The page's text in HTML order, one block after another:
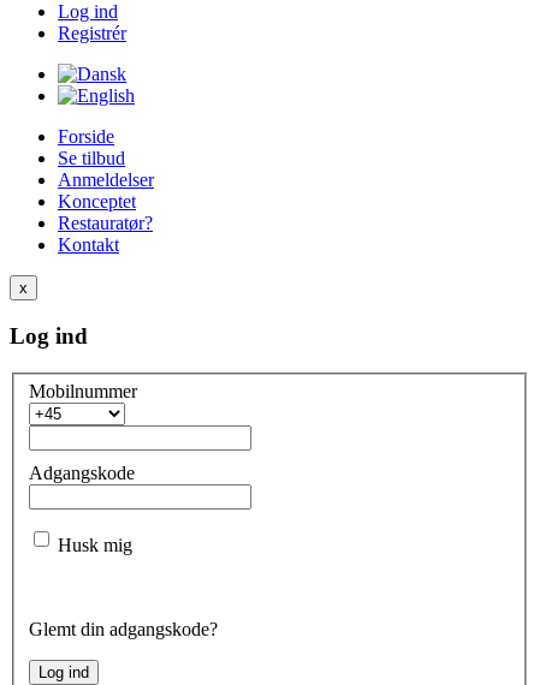
Log ind
Registrér
Forside
Se tilbud
Anmeldelser
Konceptet
Restauratør?
Kontakt
x
Log ind
Mobilnummer
Adgangskode
Husk mig
Glemt din adgangskode?